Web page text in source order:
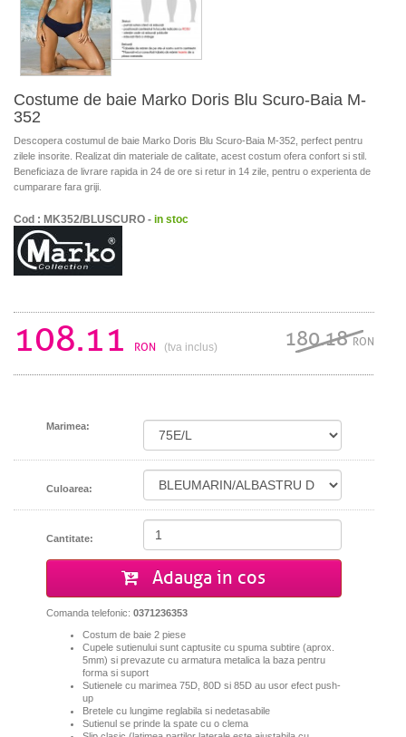
Costume de baie Marko Doris Blu Scuro-Baia M-
352
Descopera costumul de baie Marko Doris Blu Scuro-Baia M-352, perfect pentru
zilele insorite. Realizat din materiale de calitate, acest costum ofera confort si stil.
Beneficiaza de livrare rapida in 24 de ore si retur in 14 zile, pentru o experienta de
cumparare fara griji.
Cod : MK352/BLUSCURO - in stoc
108.11 RON (tva inclus) 180.18RON
Marimea:
Culoarea:
Cantitate:
Adauga in cos
Comanda telefonic: 0371236353
Costum de baie 2 piese
Cupele sutienului sunt captusite cu spuma subtire (aprox.
5mm) si prevazute cu armatura metalica la baza pentru
forma si suport
Sutienele cu marimea 75D, 80D si 85D au usor efect push-
up
Bretele cu lungime reglabila si nedetasabile
Sutienul se prinde la spate cu o clema